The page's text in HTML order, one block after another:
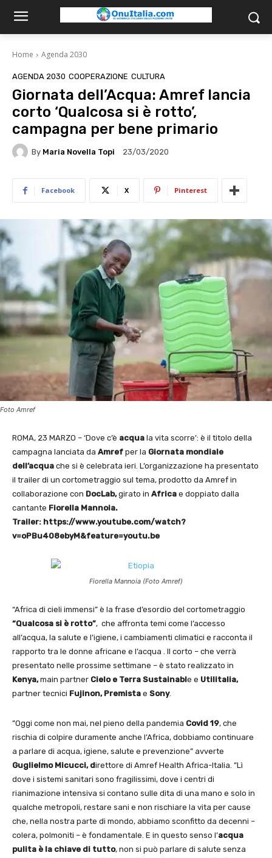
Home Agenda 2030
AGENDA 2030 COOPERAZIONE CULTURA
Giornata dell’Acqua: Amref lancia
corto ‘Qualcosa si è rotto’,
campagna per bene primario
By Maria Novella Topi 23/03/2020
Facebook X Pinterest
Foto Amref
ROMA, 23 MARZO – ‘Dove c’è acqua la vita scorre’: è il titolo della
campagna lanciata da Amref per la Giornata mondiale
dell’acqua che si è celebrata ieri. L’organizzazione ha presentato
il trailer di un cortometraggio sul tema, prodotto da Amref in
collaborazione con DocLab,girato in Africa e doppiato dalla
cantante Fiorella Mannoia.
Trailer: https://www.youtube.com/watch?
v=oPBu408ebyM&feature=youtu.be
Fiorella Mannoia (Foto Amref)
“Africa di cieli immensi” è la frase d’esordio del cortometraggio
“Qualcosa si è rotto”, che affronta temi come l’accesso
all’acqua, la salute e l’igiene, i cambiamenti climatici e racconta il
rapporto tra le donne africane e l’acqua . Il corto – che verrà
presentato nelle prossime settimane – è stato realizzato in
Kenya,main partner Cielo e Terra Sustainable e Utilitalia,
partner tecnici Fujinon, Premista e Sony.
”Oggi come non mai, nel pieno della pandemia Covid 19, che
rischia di colpire duramente anche l’Africa, dobbiamo continuare
a parlare di acqua, igiene, salute e prevenzione” avverte
Guglielmo Micucci, direttore di Amref Health Africa-Italia. ”Lì
dove i sistemi sanitari sono fragilissimi, dove i centri di
rianimazione intensiva si contano sulle dita di una mano e solo in
qualche metropoli, restare sani e non rischiare la vita per cause
che, nella nostra parte di mondo, abbiamo sconfitto da decenni –
colera, polmoniti – è fondamentale. E in questo senso l’acqua
pulita è la chiave di tutto, non si può parlare di salute senza